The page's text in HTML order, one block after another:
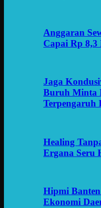
Anggaran
Capai Rp
Jaga
Buruh Minta
Terpengaruh
Healing
Ergana Seru
Hipmi
Ekonomi